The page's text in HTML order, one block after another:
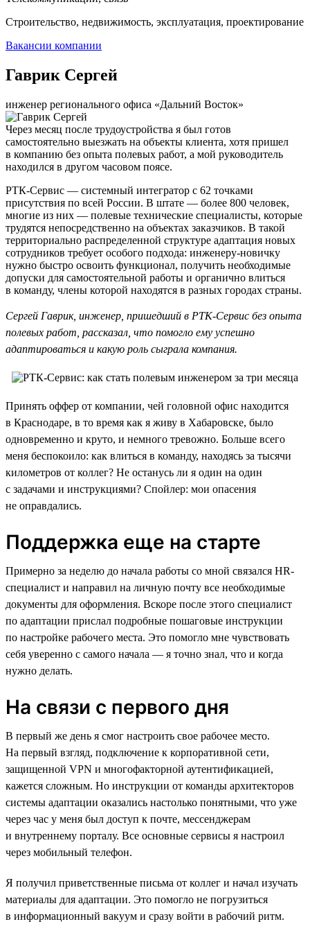
Строительство, недвижимость, эксплуатация, проектирование
Вакансии компании
Гаврик Сергей
инженер регионального офиса «Дальний Восток»
Через месяц после трудоустройства я был готов
самостоятельно выезжать на объекты клиента, хотя пришел
в компанию без опыта полевых работ, а мой руководитель
находился в другом часовом поясе.
РТК-Сервис — системный интегратор с 62 точками
присутствия по всей России. В штате — более 800 человек,
многие из них — полевые технические специалисты, которые
трудятся непосредственно на объектах заказчиков. В такой
территориально распределенной структуре адаптация новых
сотрудников требует особого подхода: инженеру-новичку
нужно быстро освоить функционал, получить необходимые
допуски для самостоятельной работы и органично влиться
в команду, члены которой находятся в разных городах страны.
Сергей Гаврик, инженер, пришедший в РТК-Сервис без опыта
полевых работ, рассказал, что помогло ему успешно
адаптироваться и какую роль сыграла компания.
Принять оффер от компании, чей головной офис находится
в Краснодаре, в то время как я живу в Хабаровске, было
одновременно и круто, и немного тревожно. Больше всего
меня беспокоило: как влиться в команду, находясь за тысячи
километров от коллег? Не останусь ли я один на один
с задачами и инструкциями? Спойлер: мои опасения
не оправдались.
Поддержка еще на старте
Примерно за неделю до начала работы со мной связался HR-
специалист и направил на личную почту все необходимые
документы для оформления. Вскоре после этого специалист
по адаптации прислал подробные пошаговые инструкции
по настройке рабочего места. Это помогло мне чувствовать
себя уверенно с самого начала — я точно знал, что и когда
нужно делать.
На связи с первого дня
В первый же день я смог настроить свое рабочее место.
На первый взгляд, подключение к корпоративной сети,
защищенной VPN и многофакторной аутентификацией,
кажется сложным. Но инструкции от команды архитекторов
системы адаптации оказались настолько понятными, что уже
через час у меня был доступ к почте, мессенджерам
и внутреннему порталу. Все основные сервисы я настроил
через мобильный телефон.
Я получил приветственные письма от коллег и начал изучать
материалы для адаптации. Это помогло не погрузиться
в информационный вакуум и сразу войти в рабочий ритм.